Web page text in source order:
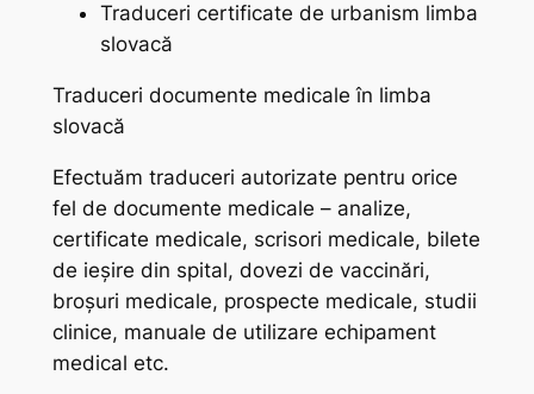
Traduceri certificate de urbanism limba
slovacă
Traduceri documente medicale în limba
slovacă
Efectuăm traduceri autorizate pentru orice
fel de documente medicale – analize,
certificate medicale, scrisori medicale, bilete
de ieșire din spital, dovezi de vaccinări,
broșuri medicale, prospecte medicale, studii
clinice, manuale de utilizare echipament
medical etc.